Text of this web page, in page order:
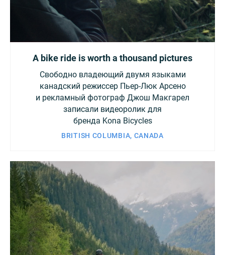
A bike ride is worth a thousand pictures
Свободно владеющий двумя языками
канадский режиссер Пьер-Люк Арсено
и рекламный фотограф Джош Макгарел
записали видеоролик для
бренда Kona Bicycles
BRITISH COLUMBIA, CANADA